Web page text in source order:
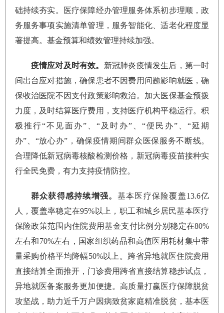
础持续夯实。医疗保障经办管理服务体系初步理顺，政
务服务事项实施清单管理，服务智能化、适老化程度显
著提高。基金预算和绩效管理持续加强。
疫情应对及时有效。 新冠肺炎疫情发生后，第一时
间出台应对措施，确保患者不因费用问题影响就医，确
保收治医院不因支付政策影响救治。加大医保基金预拨
力度，及时结算医疗费用，支持医疗机构平稳运行。积
极推行“不见面办”、“及时办”、“便民办”、“延期
办”、“放心办”，确保疫情期间群众医保服务不断线。
合理降低新冠病毒核酸检测价格，新冠病毒疫苗接种实
行全民免费，有力支持疫情防控。
群众获得感持续增强。 基本医疗保险覆盖13.6亿
人，覆盖率稳定在95%以上，职工和城乡居民基本医疗
保险政策范围内住院费用基金支付比例分别稳定在80%
左右和70%左右，国家组织药品和高值医用耗材集中带
量采购价格平均降幅50%以上。跨省异地就医住院费用
直接结算全面推开，门诊费用跨省直接结算稳步试点，
异地就医备案服务更加便捷。高质量打赢医疗保障脱贫
攻坚战，助力近千万户因病致贫家庭精准脱贫，基本医